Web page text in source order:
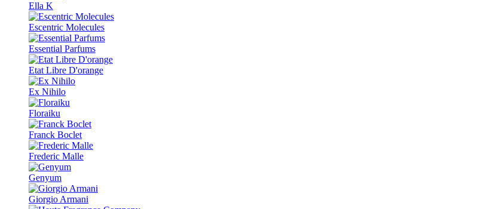
Ella K
Escentric Molecules
Essential Parfums
Etat Libre D'orange
Ex Nihilo
Floraiku
Franck Boclet
Frederic Malle
Genyum
Giorgio Armani